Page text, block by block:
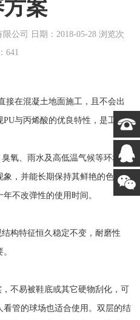
案
公司 日期：2018-05-28 浏览次
641
接在混凝土地面施工，且不会出
与丙烯酸的优良特性，是工程
氧、雨水及高低温气候等环境改
，并能长期保持其鲜艳的色彩。
不改弹性的使用时间。
构特征恒久稳定不变，耐磨性
不易被鞋底或其它硬物刮化，可
管的球场也适合使用。双层的结